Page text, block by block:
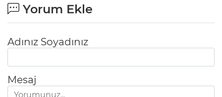
Yorum Ekle
Adınız Soyadınız
Mesaj